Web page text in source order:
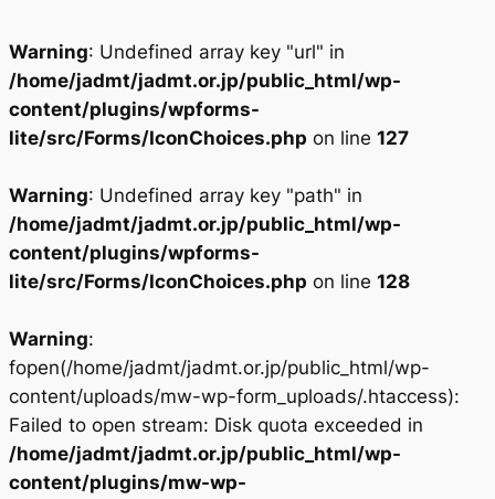
Warning: Undefined array key "url" in
/home/jadmt/jadmt.or.jp/public_html/wp-
content/plugins/wpforms-
lite/src/Forms/IconChoices.php on line 127
Warning: Undefined array key "path" in
/home/jadmt/jadmt.or.jp/public_html/wp-
content/plugins/wpforms-
lite/src/Forms/IconChoices.php on line 128
Warning:
fopen(/home/jadmt/jadmt.or.jp/public_html/wp-
content/uploads/mw-wp-form_uploads/.htaccess):
Failed to open stream: Disk quota exceeded in
/home/jadmt/jadmt.or.jp/public_html/wp-
content/plugins/mw-wp-